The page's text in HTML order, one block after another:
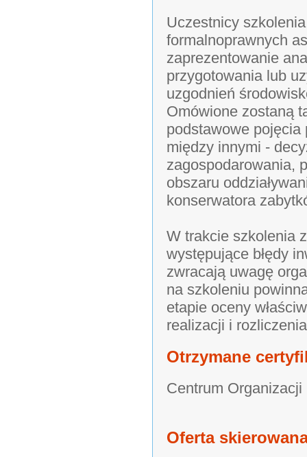
Uczestnicy
formalnoprawnych
zaprezentowanie
przygotowania lub
uzgodnień
Omówione zostaną
podstawowe
między innymi -
zagospodarowania,
obszaru
konserwatora
W trakcie szkolenia
występujące błędy
zwracają uwagę
na szkoleniu
etapie oceny
realizacji i
Otrzymane
Centrum
Oferta